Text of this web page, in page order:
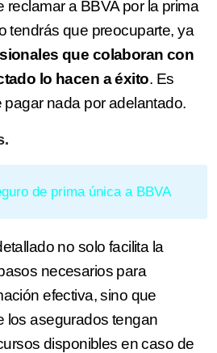
reclamar a BBVA por la prima
tendrás que preocuparte, ya
que colaboran con
lo hacen a éxito. Es
pagar nada por adelantado.
de prima única a BBVA
no solo facilita la
necesarios para
efectiva, sino que
los asegurados tengan
disponibles en caso de